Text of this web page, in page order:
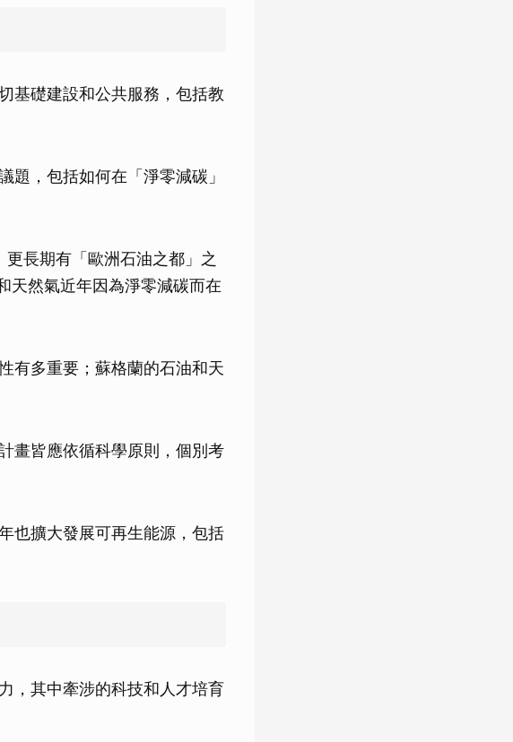
基礎建設和公共服務，包括教
題，包括如何在「淨零減碳」
長期有「歐洲石油之都」之
天然氣近年因為淨零減碳而在
有多重要；蘇格蘭的石油和天
畫皆應依循科學原則，個別考
也擴大發展可再生能源，包括
，其中牽涉的科技和人才培育